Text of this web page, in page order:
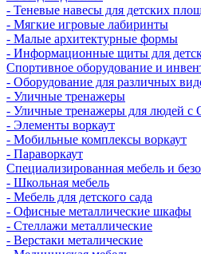
- Теневые навесы для детских
- Мягкие игровые лабиринты
- Малые архитектурные формы
- Информационные щиты для
Спортивное оборудование и
- Оборудование для различных
- Уличные тренажеры
- Уличные тренажеры для людей с
- Элементы воркаут
- Мобильные комплексы воркаут
- Параворкаут
Cпециализированная мебель и
- Школьная мебель
- Мебель для детского сада
- Офисные металлические шкафы
- Стеллажи металлические
- Верстаки металические